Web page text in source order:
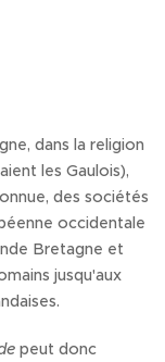
dans la religion
les Gaulois),
des sociétés
occidentale
Bretagne et
jusqu'aux
peut donc